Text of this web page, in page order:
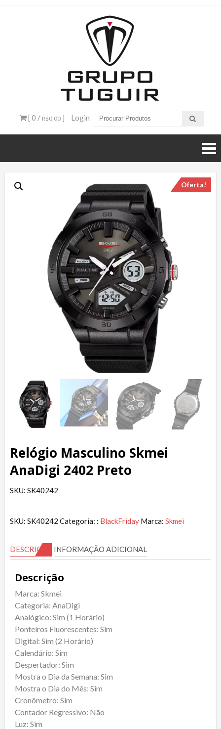
– Grupo
Tuguir
[ 0 / R$0,00 ] Login
Oferta!
Relógio Masculino Skmei
AnaDigi 2402 Preto
SKU: SK40242
SKU: SK40242 Categoria: : BlackFriday Marca: Skmei
DESCRIÇÃO INFORMAÇÃO ADICIONAL
Descrição
Marca: Skmei
Categoria: AnaDigi
Analógico: Sim (1 Horário)
Ponteiros Fluorescentes: Sim
Digital: Sim (2 Horário)
Calendário: Sim
Despertador: Sim
Mostra o Dia da Semana: Sim
Mostra o Dia do Mês: Sim
Cronômetro: Sim
Contador Regressivo: Não
Luz: Sim